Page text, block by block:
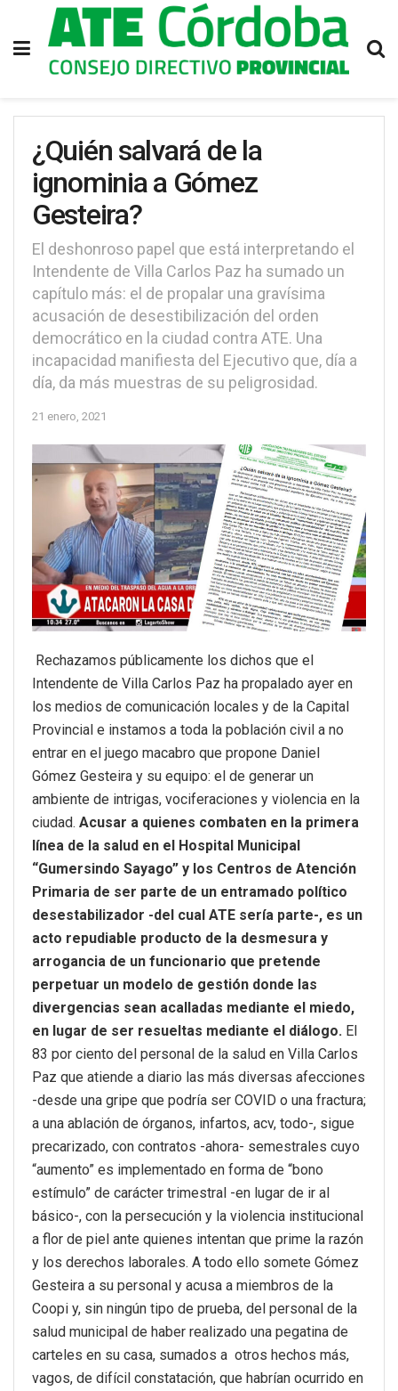
¿Quién salvará de la
ignominia a Gómez
Gesteira?
El deshonroso papel que está interpretando el
Intendente de Villa Carlos Paz ha sumado un
capítulo más: el de propalar una gravísima
acusación de desestibilización del orden
democrático en la ciudad contra ATE. Una
incapacidad manifiesta del Ejecutivo que, día a
día, da más muestras de su peligrosidad.
21 enero, 2021
Rechazamos públicamente los dichos que el
Intendente de Villa Carlos Paz ha propalado ayer en
los medios de comunicación locales y de la Capital
Provincial e instamos a toda la población civil a no
entrar en el juego macabro que propone Daniel
Gómez Gesteira y su equipo: el de generar un
ambiente de intrigas, vociferaciones y violencia en la
ciudad. Acusar a quienes combaten en la primera
línea de la salud en el Hospital Municipal
“Gumersindo Sayago” y los Centros de Atención
Primaria de ser parte de un entramado político
desestabilizador -del cual ATE sería parte-, es un
acto repudiable producto de la desmesura y
arrogancia de un funcionario que pretende
perpetuar un modelo de gestión donde las
divergencias sean acalladas mediante el miedo,
en lugar de ser resueltas mediante el diálogo. El
83 por ciento del personal de la salud en Villa Carlos
Paz que atiende a diario las más diversas afecciones
-desde una gripe que podría ser COVID o una fractura;
a una ablación de órganos, infartos, acv, todo-, sigue
precarizado, con contratos -ahora- semestrales cuyo
“aumento” es implementado en forma de “bono
estímulo” de carácter trimestral -en lugar de ir al
básico-, con la persecución y la violencia institucional
a flor de piel ante quienes intentan que prime la razón
y los derechos laborales. A todo ello somete Gómez
Gesteira a su personal y acusa a miembros de la
Coopi y, sin ningún tipo de prueba, del personal de la
salud municipal de haber realizado una pegatina de
carteles en su casa, sumados a otros hechos más,
vagos, de difícil constatación, que habrían ocurrido en